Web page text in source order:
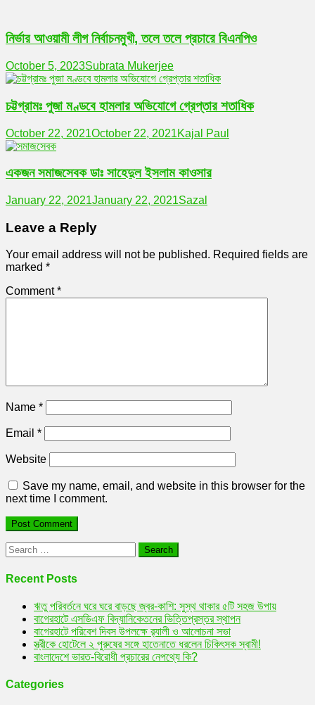
নির্ভার আওয়ামী লীগ নির্বাচনমুখী, তলে তলে প্রচারে বিএনপিও
October 5, 2023Subrata Mukerjee
চট্টগ্রামঃ পুজা মণ্ডবে হামলার অভিযোগে গ্রেপ্তার শতাধিক
October 22, 2021October 22, 2021Kajal Paul
একজন সমাজসেবক ডাঃ সাহেদুল ইসলাম কাওসার
January 22, 2021January 22, 2021Sazal
Leave a Reply
Your email address will not be published. Required fields are
marked *
Comment*
Name *
Email *
Website
Save my name, email, and website in this browser for the
next time I comment.
Search
for:
Recent Posts
ঋতু পরিবর্তনে ঘরে ঘরে বাড়ছে জ্বর-কাশি: সুস্থ থাকার ৫টি সহজ উপায়
বাগেরহাটে এসডিএফ বিদ্যানিকেতনের ভিত্তিপ্রস্তর স্থাপন
বাগেরহাটে পরিবেশ দিবস উপলক্ষে র‌্যালী ও আলোচনা সভা
স্ত্রীকে হোটেলে ২ পুরুষের সঙ্গে হাতেনাতে ধরলেন চিকিৎসক স্বামী!
বাংলাদেশে ভারত-বিরোধী প্রচারের নেপথ্যে কি?
Categories